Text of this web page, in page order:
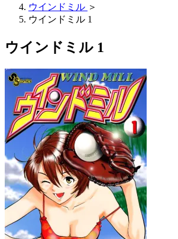
ウインドミル ＞
ウインドミル 1
ウインドミル 1